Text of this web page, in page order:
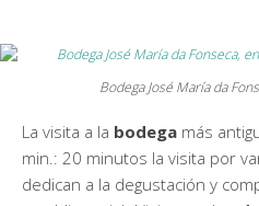
Bodega José María da
La visita a la bodega más
min.: 20 minutos la visita por
dedican a la degustación y